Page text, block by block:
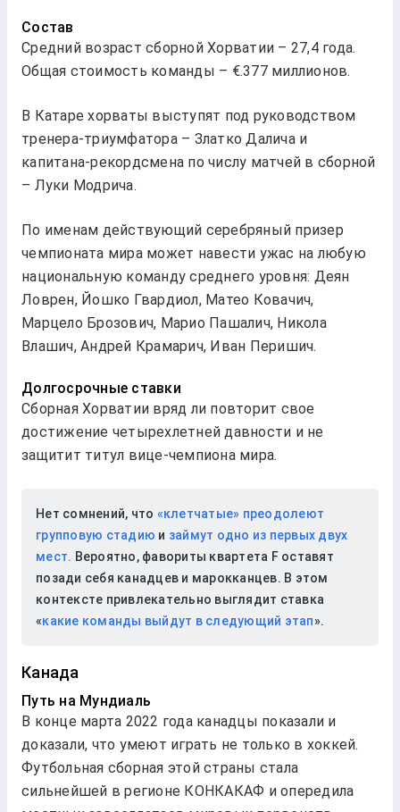
Состав
Средний возраст сборной Хорватии – 27,4 года.
Общая стоимость команды – €.377 миллионов.
В Катаре хорваты выступят под руководством
тренера-триумфатора – Златко Далича и
капитана-рекордсмена по числу матчей в сборной
– Луки Модрича.
По именам действующий серебряный призер
чемпионата мира может навести ужас на любую
национальную команду среднего уровня: Деян
Ловрен, Йошко Гвардиол, Матео Ковачич,
Марцело Брозович, Марио Пашалич, Никола
Влашич, Андрей Крамарич, Иван Перишич.
Долгосрочные ставки
Сборная Хорватии вряд ли повторит свое
достижение четырехлетней давности и не
защитит титул вице-чемпиона мира.
Нет сомнений, что «клетчатые» преодолеют
групповую стадию и займут одно из первых двух
мест. Вероятно, фавориты квартета F оставят
позади себя канадцев и марокканцев. В этом
контексте привлекательно выглядит ставка
«какие команды выйдут в следующий этап».
Канада
Путь на Мундиаль
В конце марта 2022 года канадцы показали и
доказали, что умеют играть не только в хоккей.
Футбольная сборная этой страны стала
сильнейшей в регионе КОНКАКАФ и опередила